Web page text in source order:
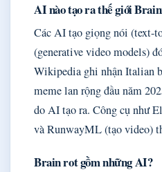
AI nào tạo ra thế giới
Các AI tạo giọng nói (text-
(generative video models)
Wikipedia ghi nhận Italian
meme lan rộng đầu năm
do AI tạo ra. Công cụ như
và RunwayML (tạo video)
Brain rot gồm những AI?